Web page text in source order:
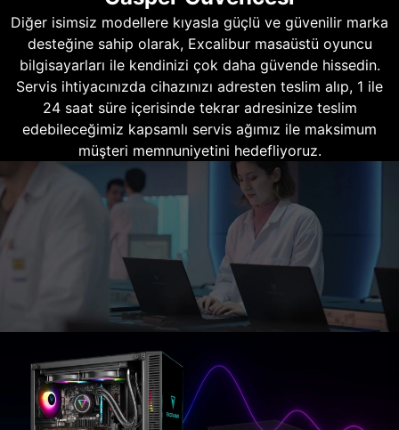
Diğer isimsiz modellere kıyasla güçlü ve güvenilir marka
desteğine sahip olarak, Excalibur masaüstü oyuncu
bilgisayarları ile kendinizi çok daha güvende hissedin.
Servis ihtiyacınızda cihazınızı adresten teslim alıp, 1 ile
24 saat süre içerisinde tekrar adresinize teslim
edebileceğimiz kapsamlı servis ağımız ile maksimum
müşteri memnuniyetini hedefliyoruz.